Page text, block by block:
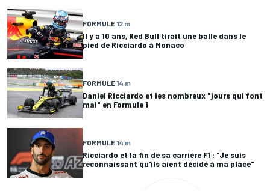
FORMULE 12 m
Il y a 10 ans, Red Bull tirait une balle dans le
pied de Ricciardo à Monaco
FORMULE 14 m
Daniel Ricciardo et les nombreux "jours qui font
mal" en Formule 1
FORMULE 14 m
Ricciardo et la fin de sa carrière F1 : "Je suis
reconnaissant qu'ils aient décidé à ma place"